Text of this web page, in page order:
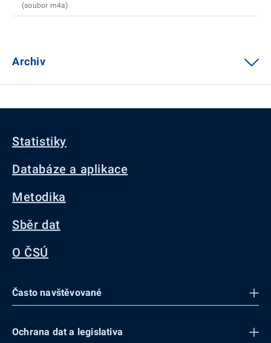
(soubor m4a)
Archiv
Statistiky
Databáze a aplikace
Metodika
Sběr dat
O ČSÚ
Často navštěvované
Ochrana dat a legislativa